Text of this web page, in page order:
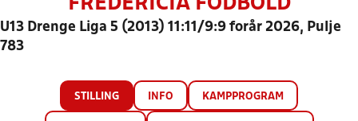
FREDERICIA FODBOLD
U13 Drenge Liga 5 (2013) 11:11/9:9 forår 2026, Pulje
783
STILLING INFO KAMPPROGRAM